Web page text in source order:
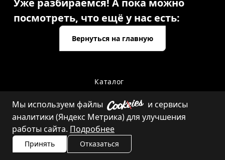
Уже разбираемся! А пока можно
посмотреть, что ещё у нас есть:
Вернуться на главную
Каталог
Контакты
Мы используем файлы
и сервисы
аналитики (Яндекс Метрика) для улучшения
работы сайта. Подробнее
Принять Отказаться